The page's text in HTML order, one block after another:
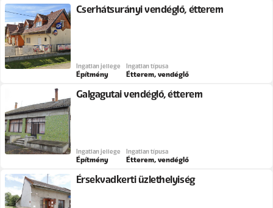
Cserhátsurányi vendéglő, étterem
Ingatlan jellege
Építmény
Ingatlan típusa
Étterem, vendéglő
Galgagutai vendéglő, étterem
Ingatlan jellege
Építmény
Ingatlan típusa
Étterem, vendéglő
Érsekvadkerti üzlethelyiség